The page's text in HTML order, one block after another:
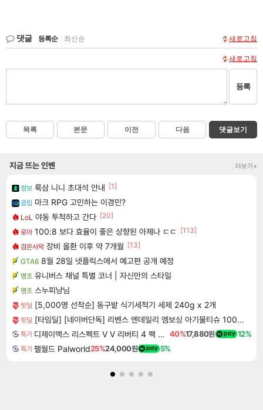
댓글 등록순 최신순 새로고침
새로고침
등록
목록 본문 이전 다음 댓글보기
지금 뜨는 인벤 더보기+
정보 룩삼 니니 초대석 안내 [1]
클립 마크 RPG 고민하는 이경민?
LoL 야동 투척하고 간다 [20]
로아 100:8 보다 효율이 좋은 상향된 아제나 ㄷㄷ
[113]
검은사막 장비 올환 이후 약 7개월 [13]
GTA6 8월 28일 넷플릭스에서 예고편 공개 예정
명조 유니버스 채널 특별 코너 | 자신만의 스타일
명조 스누피냥님
핫딜 [5,000명 선착순] 동구밭 식기세척기 세제 240g x 2개
핫딜 [타임딜] [네이버단독] 리벤스 엔데일리 엠보싱 아기물티슈 100매, 10개
특가 디제이맥스 리스펙트 V V 리버티 4 팩 DJMAX RESPECT V V Liberty 4 Pack DLC 40%17,880원 12%
특가 팰월드 Palworld25%24,000원 5%